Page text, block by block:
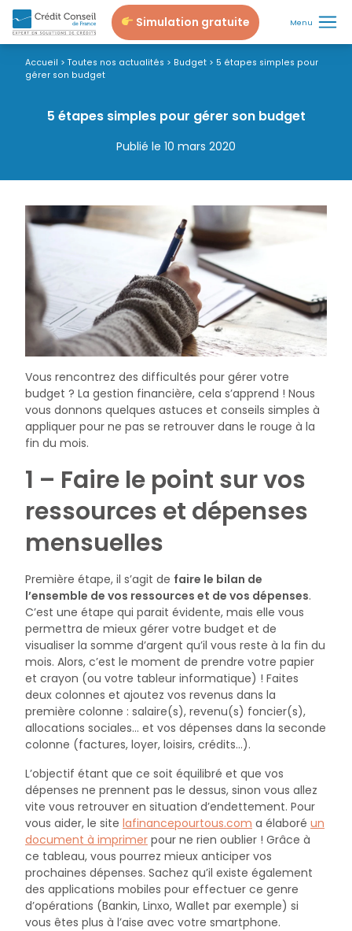
Simulation gratuite Menu
Accueil > Toutes nos actualités > Budget > 5 étapes simples pour
gérer son budget
5 étapes simples pour gérer son budget
Publié le 10 mars 2020
Vous rencontrez des difficultés pour gérer votre
budget ? La gestion financière, cela s’apprend ! Nous
vous donnons quelques astuces et conseils simples à
appliquer pour ne pas se retrouver dans le rouge à la
fin du mois.
1 – Faire le point sur vos
ressources et dépenses
mensuelles
Première étape, il s’agit de faire le bilan de
l’ensemble de vos ressources et de vos dépenses.
C’est une étape qui parait évidente, mais elle vous
permettra de mieux gérer votre budget et de
visualiser la somme d’argent qu’il vous reste à la fin du
mois. Alors, c’est le moment de prendre votre papier
et crayon (ou votre tableur informatique) ! Faites
deux colonnes et ajoutez vos revenus dans la
première colonne : salaire(s), revenu(s) foncier(s),
allocations sociales… et vos dépenses dans la seconde
colonne (factures, loyer, loisirs, crédits…).
L’objectif étant que ce soit équilibré et que vos
dépenses ne prennent pas le dessus, sinon vous allez
vite vous retrouver en situation d’endettement. Pour
vous aider, le site lafinancepourtous.com a élaboré un
document à imprimer pour ne rien oublier ! Grâce à
ce tableau, vous pourrez mieux anticiper vos
prochaines dépenses. Sachez qu’il existe également
des applications mobiles pour effectuer ce genre
d’opérations (Bankin, Linxo, Wallet par exemple) si
vous êtes plus à l’aise avec votre smartphone.